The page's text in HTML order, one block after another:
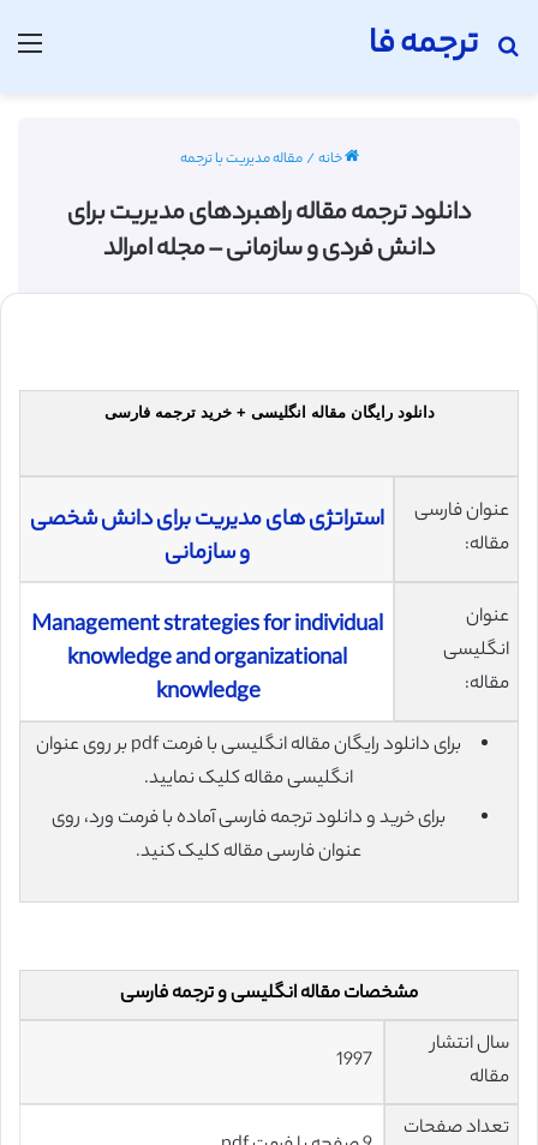
ترجمه فا
جستجو برای
خانه/مقاله مدیریت با ترجمه
دانلود ترجمه مقاله راهبردهای مدیریت برای
دانش فردی و سازمانی – مجله امرالد
دانلود رایگان مقاله انگلیسی + خرید ترجمه فارسی
عنوان فارسی
مقاله:
استراتژی های مدیریت برای دانش شخصی
و سازمانی
عنوان
انگلیسی
مقاله:
Management strategies for individual
knowledge and organizational
knowledge
برای دانلود رایگان مقاله انگلیسی با فرمت pdf بر روی عنوان
انگلیسی مقاله کلیک نمایید.
برای خرید و دانلود ترجمه فارسی آماده با فرمت ورد، روی
عنوان فارسی مقاله کلیک کنید.
مشخصات مقاله انگلیسی و ترجمه فارسی
سال انتشار
مقاله
تعداد صفحات